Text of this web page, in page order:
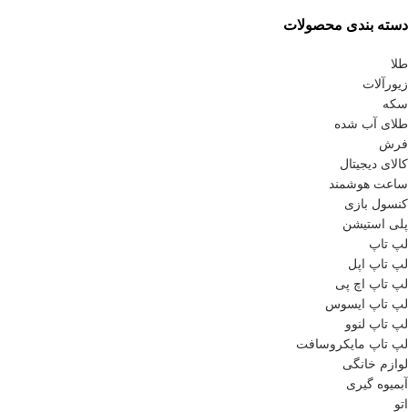
دسته بندی محصولات
طلا
زیورآلات
سکه
طلای آب شده
فرش
کالای دیجیتال
ساعت هوشمند
کنسول بازی
پلی استیشن
لپ تاپ
لپ تاپ اپل
لپ تاپ اچ پی
لپ تاپ ایسوس
لپ تاپ لنوو
لپ تاپ مایکروسافت
لوازم خانگی
آبمیوه گیری
اتو